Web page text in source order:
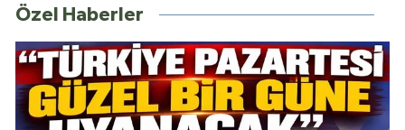
Özel Haberler